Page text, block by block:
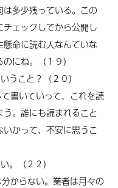
多少残っている。この
ェックしてから公開し
命に読む人なんていな
にね。（１９）
うこと？（２０）
書いていって、これを読
。誰にも読まれること
かって、不安に思うこ
。（２２）
からない。業者は月々の